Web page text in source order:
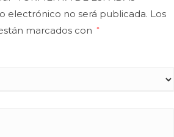
electrónico no será publicada. Los
marcados con
*